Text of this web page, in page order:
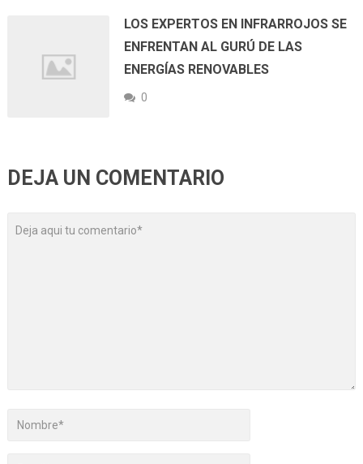
LOS EXPERTOS EN INFRARROJOS SE
ENFRENTAN AL GURÚ DE LAS
ENERGÍAS RENOVABLES
0
DEJA UN COMENTARIO